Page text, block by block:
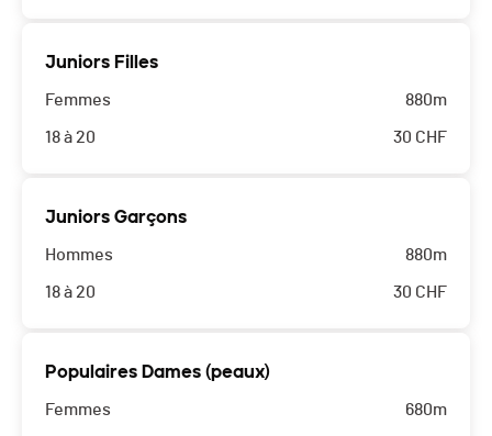
Juniors Filles
Femmes
18 à 20
880m
30 CHF
Juniors Garçons
Hommes
18 à 20
880m
30 CHF
Populaires Dames (peaux)
Femmes 680m